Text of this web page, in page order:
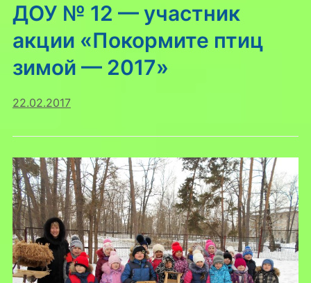
ДОУ № 12 — участник
акции «Покормите птиц
зимой — 2017»
22.02.2017